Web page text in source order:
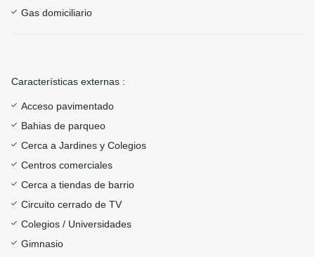
Gas domiciliario
Características externas :
Acceso pavimentado
Bahias de parqueo
Cerca a Jardines y Colegios
Centros comerciales
Cerca a tiendas de barrio
Circuito cerrado de TV
Colegios / Universidades
Gimnasio